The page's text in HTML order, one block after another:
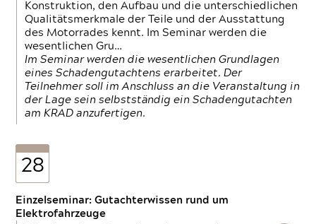
Konstruktion, den Aufbau und die unterschiedlichen
Qualitätsmerkmale der Teile und der Ausstattung
des Motorrades kennt. Im Seminar werden die
wesentlichen Gru…
Im Seminar werden die wesentlichen Grundlagen
eines Schadengutachtens erarbeitet. Der
Teilnehmer soll im Anschluss an die Veranstaltung in
der Lage sein selbstständig ein Schadengutachten
am KRAD anzufertigen.
28
Einzelseminar: Gutachterwissen rund um
Elektrofahrzeuge